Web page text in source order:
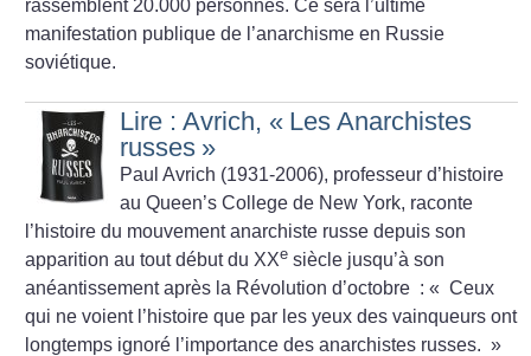
rassemblent 20.000 personnes. Ce sera l’ultime
manifestation publique de l’anarchisme en Russie
soviétique.
Lire : Avrich, « Les Anarchistes
russes »
Paul Avrich (1931-2006), professeur d’histoire
au Queen’s College de New York, raconte
l’histoire du mouvement anarchiste russe depuis son
apparition au tout début du XXe siècle jusqu’à son
anéantissement après la Révolution d’octobre : « Ceux
qui ne voient l’histoire que par les yeux des vainqueurs ont
longtemps ignoré l’importance des anarchistes russes. »